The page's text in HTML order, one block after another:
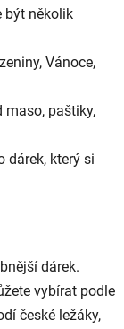
být několik
Vánoce,
maso, paštiky,
dárek, který si
dárek.
vybírat podle
české ležáky,